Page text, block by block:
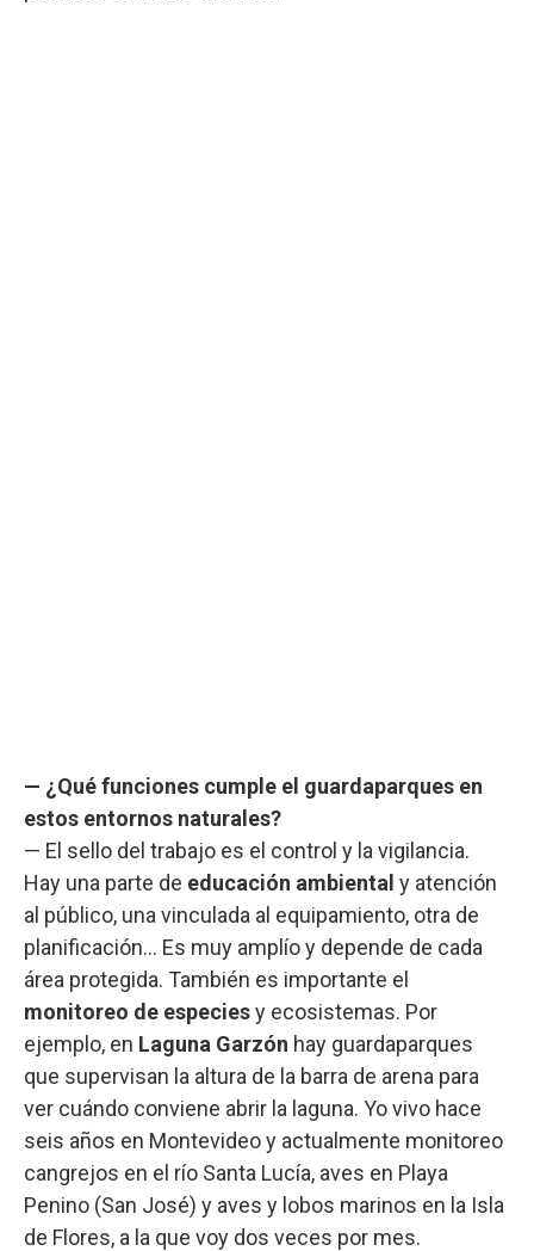
— ¿Qué funciones cumple el guardaparques en
estos entornos naturales?
— El sello del trabajo es el control y la vigilancia.
Hay una parte de educación ambiental y atención
al público, una vinculada al equipamiento, otra de
planificación… Es muy amplío y depende de cada
área protegida. También es importante el
monitoreo de especiesy ecosistemas. Por
ejemplo, en Laguna Garzón hay guardaparques
que supervisan la altura de la barra de arena para
ver cuándo conviene abrir la laguna. Yo vivo hace
seis años en Montevideo y actualmente monitoreo
cangrejos en el río Santa Lucía, aves en Playa
Penino (San José) y aves y lobos marinos en la Isla
de Flores, a la que voy dos veces por mes.